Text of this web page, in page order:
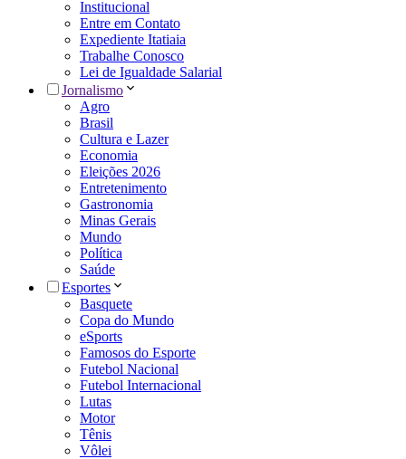
Institucional
Entre em Contato
Expediente Itatiaia
Trabalhe Conosco
Lei de Igualdade Salarial
Jornalismo
Agro
Brasil
Cultura e Lazer
Economia
Eleições 2026
Entretenimento
Gastronomia
Minas Gerais
Mundo
Política
Saúde
Esportes
Basquete
Copa do Mundo
eSports
Famosos do Esporte
Futebol Nacional
Futebol Internacional
Lutas
Motor
Tênis
Vôlei